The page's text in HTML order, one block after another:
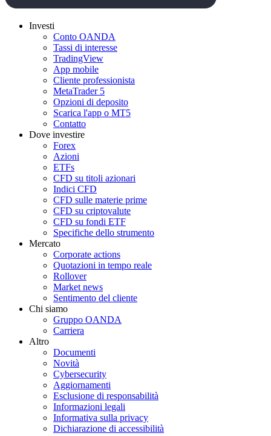
Investi
Conto OANDA
Tassi di interesse
TradingView
App mobile
Cliente professionista
MetaTrader 5
Opzioni di deposito
Scarica l'app o MT5
Contatto
Dove investire
Forex
Azioni
ETFs
CFD su titoli azionari
Indici CFD
CFD sulle materie prime
CFD su criptovalute
CFD su fondi ETF
Specifiche dello strumento
Mercato
Corporate actions
Quotazioni in tempo reale
Rollover
Market news
Sentimento del cliente
Chi siamo
Gruppo OANDA
Carriera
Altro
Documenti
Novità
Cybersecurity
Aggiornamenti
Esclusione di responsabilità
Informazioni legali
Informativa sulla privacy
Dichiarazione di accessibilità